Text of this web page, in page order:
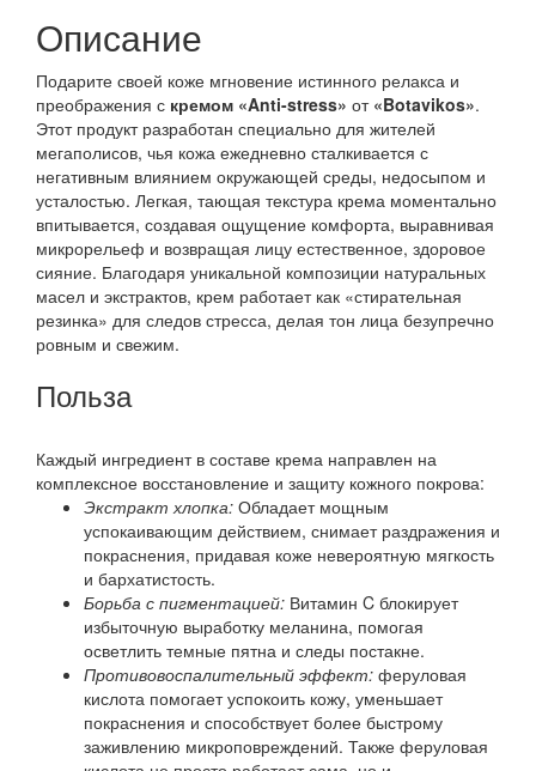
Описание
Подарите своей коже мгновение истинного релакса и
преображения с кремом «Anti-stress» от «Botavikos».
Этот продукт разработан специально для жителей
мегаполисов, чья кожа ежедневно сталкивается с
негативным влиянием окружающей среды, недосыпом и
усталостью. Легкая, тающая текстура крема моментально
впитывается, создавая ощущение комфорта, выравнивая
микрорельеф и возвращая лицу естественное, здоровое
сияние. Благодаря уникальной композиции натуральных
масел и экстрактов, крем работает как «стирательная
резинка» для следов стресса, делая тон лица безупречно
ровным и свежим.
Польза
Каждый ингредиент в составе крема направлен на
комплексное восстановление и защиту кожного покрова:
Экстракт хлопка: Обладает мощным
успокаивающим действием, снимает раздражения и
покраснения, придавая коже невероятную мягкость
и бархатистость.
Борьба с пигментацией: Витамин C блокирует
избыточную выработку меланина, помогая
осветлить темные пятна и следы постакне.
Противовоспалительный эффект: феруловая
кислота помогает успокоить кожу, уменьшает
покраснения и способствует более быстрому
заживлению микроповреждений. Также феруловая